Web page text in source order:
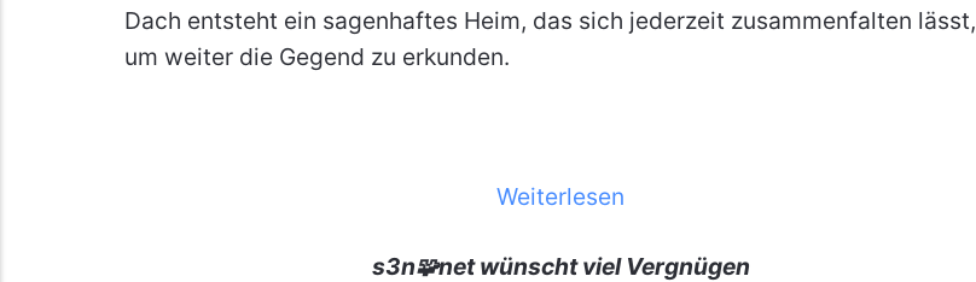
Dach entsteht ein sagenhaftes Heim, das sich jederzeit zusammenfalten lässt,
um weiter die Gegend zu erkunden.
Weiterlesen
s3n🧩net wünscht viel Vergnügen